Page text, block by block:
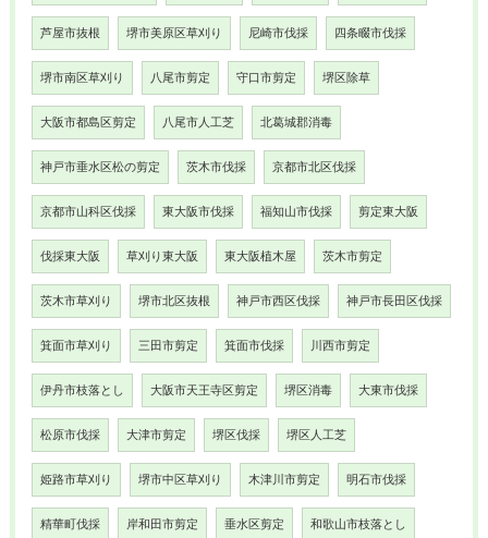
芦屋市抜根 堺市美原区草刈り 尼崎市伐採 四条畷市伐採
堺市南区草刈り 八尾市剪定 守口市剪定 堺区除草
大阪市都島区剪定 八尾市人工芝 北葛城郡消毒
神戸市垂水区松の剪定 茨木市伐採 京都市北区伐採
京都市山科区伐採 東大阪市伐採 福知山市伐採 剪定東大阪
伐採東大阪 草刈り東大阪 東大阪植木屋 茨木市剪定
茨木市草刈り 堺市北区抜根 神戸市西区伐採 神戸市長田区伐採
箕面市草刈り 三田市剪定 箕面市伐採 川西市剪定
伊丹市枝落とし 大阪市天王寺区剪定 堺区消毒 大東市伐採
松原市伐採 大津市剪定 堺区伐採 堺区人工芝
姫路市草刈り 堺市中区草刈り 木津川市剪定 明石市伐採
精華町伐採 岸和田市剪定 垂水区剪定 和歌山市枝落とし